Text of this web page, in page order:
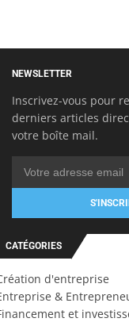
NEWSLETTER
Inscrivez-vous pour
derniers articles
votre boîte mail.
CATÉGORIES
d'entreprise
&
et